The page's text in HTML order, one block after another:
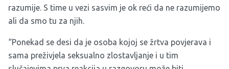
razumije. S time u vezi sasvim je ok reći da ne razumijemo
ali da smo tu za njih.
“Ponekad se desi da je osoba kojoj se žrtva povjerava i
sama preživjela seksualno zlostavljanje i u tim